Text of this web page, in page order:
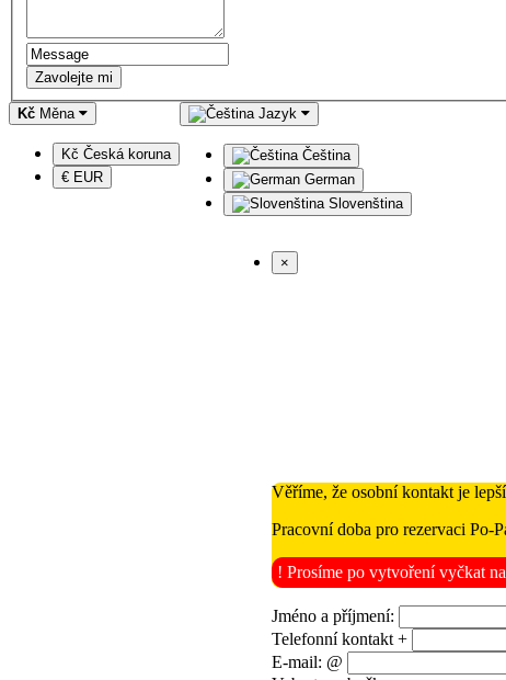
Zavolejte mi
Kč Měna
Kč Česká koruna
€ EUR
Jazyk
Čeština
German
Slovenština
×
Věříme, že osobní kontakt je
Pracovní doba pro rezervaci Po-
! Prosíme po vytvoření vyčkat
Jméno a příjmení:
Telefonní kontakt +
E-mail: @